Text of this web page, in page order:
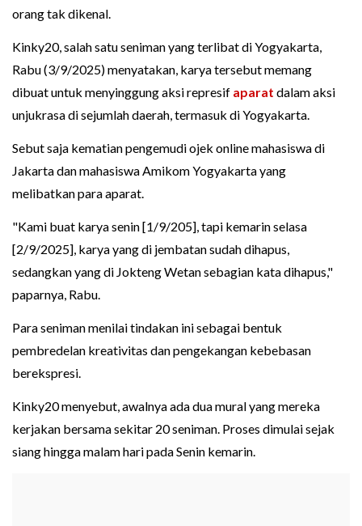
orang tak dikenal.
Kinky20, salah satu seniman yang terlibat di Yogyakarta,
Rabu (3/9/2025) menyatakan, karya tersebut memang
dibuat untuk menyinggung aksi represif aparat dalam aksi
unjukrasa di sejumlah daerah, termasuk di Yogyakarta.
Sebut saja kematian pengemudi ojek online mahasiswa di
Jakarta dan mahasiswa Amikom Yogyakarta yang
melibatkan para aparat.
"Kami buat karya senin [1/9/205], tapi kemarin selasa
[2/9/2025], karya yang di jembatan sudah dihapus,
sedangkan yang di Jokteng Wetan sebagian kata dihapus,"
paparnya, Rabu.
Para seniman menilai tindakan ini sebagai bentuk
pembredelan kreativitas dan pengekangan kebebasan
berekspresi.
Kinky20 menyebut, awalnya ada dua mural yang mereka
kerjakan bersama sekitar 20 seniman. Proses dimulai sejak
siang hingga malam hari pada Senin kemarin.